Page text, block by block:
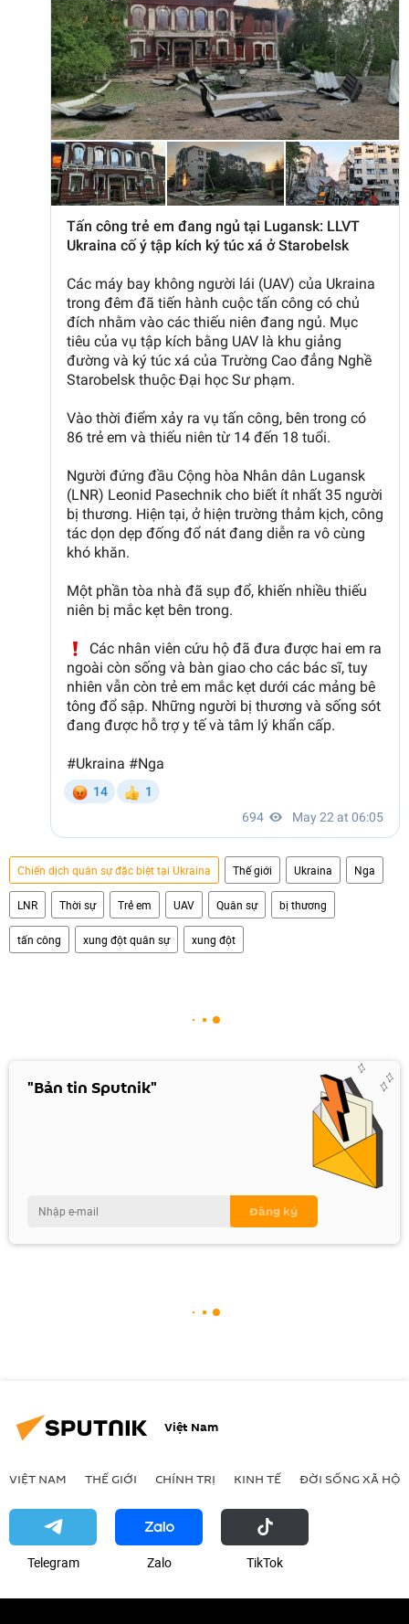
Chiến dịch quân sự đặc biệt tại Ukraina Thế giới Ukraina Nga
LNR Thời sự Trẻ em UAV Quân sự bị thương
tấn công xung đột quân sự xung đột
"Bản tin Sputnik"
Việt Nam
VIỆT NAM THẾ GIỚI CHÍNH TRỊ KINH TẾ ĐỜI SỐNG XÃ HỘI
Telegram Zalo ТikТоk